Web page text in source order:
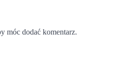
móc dodać komentarz.